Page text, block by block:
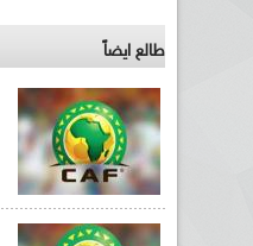
طالع ايضاً